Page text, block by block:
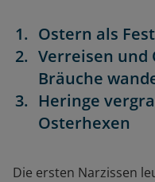
Ostern als
Verreisen und
Bräuche
Heringe
Osterhexen
Die ersten Narzissen